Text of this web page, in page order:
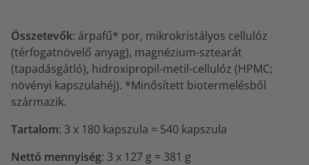
Összetevők: árpafű* por, mikrokristályos cellulóz
(térfogatnövelő anyag), magnézium-sztearát
(tapadásgátló), hidroxipropil-metil-cellulóz (HPMC;
növényi kapszulahéj). *Minősített biotermelésből
származik.
Tartalom: 3 x 180 kapszula = 540 kapszula
Nettó mennyiség: 3 x 127 g = 381 g